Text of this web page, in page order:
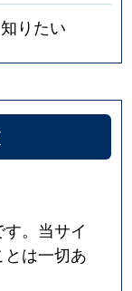
りたい
。当サイ
とは一切あ